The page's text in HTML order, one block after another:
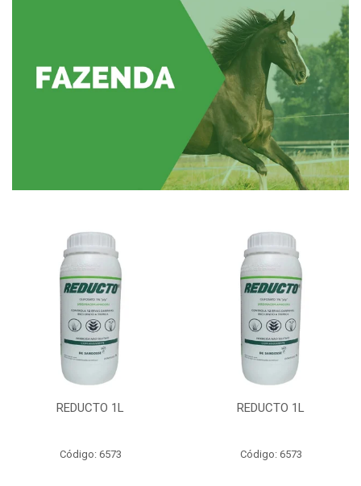
REDUCTO 1L
Código: 6573
REDUCTO 1L
Código: 6573